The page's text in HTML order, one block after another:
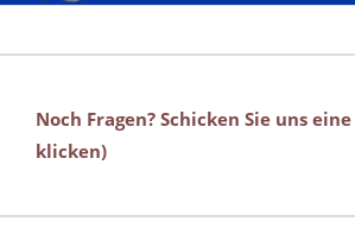
Noch Fragen? Schicken Sie uns
klicken)